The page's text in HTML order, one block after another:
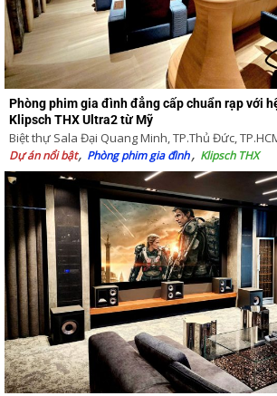
Phòng phim gia đình đẳng cấp chuẩn rạp với
Klipsch THX Ultra2 từ Mỹ
Biệt thự Sala Đại Quang Minh, TP.Thủ Đức,
Dự án nổi bật Phòng phim gia đình Klipsch THX